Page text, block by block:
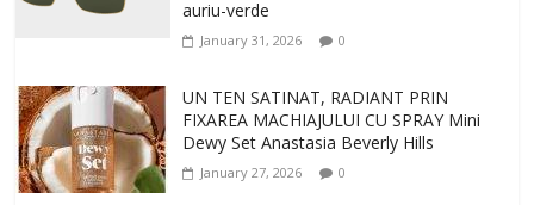
auriu-verde
January 31, 2026 0
UN TEN SATINAT, RADIANT PRIN
FIXAREA MACHIAJULUI CU SPRAY Mini
Dewy Set Anastasia Beverly Hills
January 27, 2026 0